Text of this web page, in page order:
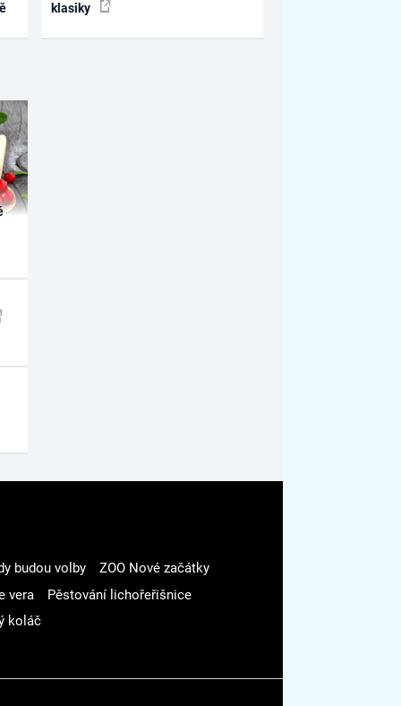
klasiky
budou volby
ZOO Nové začátky
vera
Pěstování lichořeřišnice
koláč